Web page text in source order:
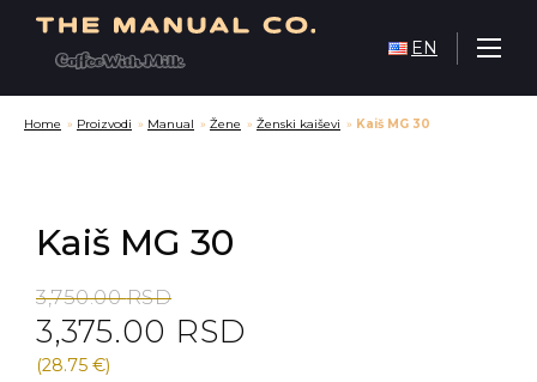
EN
Home » Proizvodi » Manual » Žene » Ženski kaiševi » Kaiš MG 30
Kaiš MG 30
3,750.00RSD
Original
price
was:
3,375.00 RSD
Current
price
is:
(28.75 €)